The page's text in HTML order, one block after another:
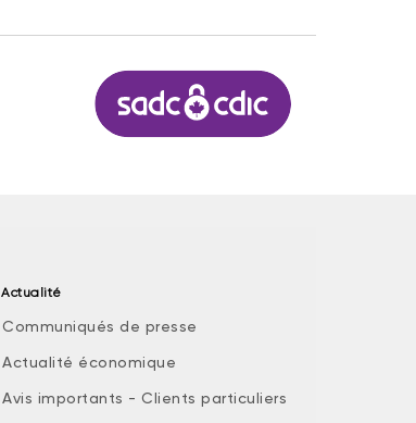
Actualité
Communiqués de presse
Actualité économique
Avis importants - Clients particuliers